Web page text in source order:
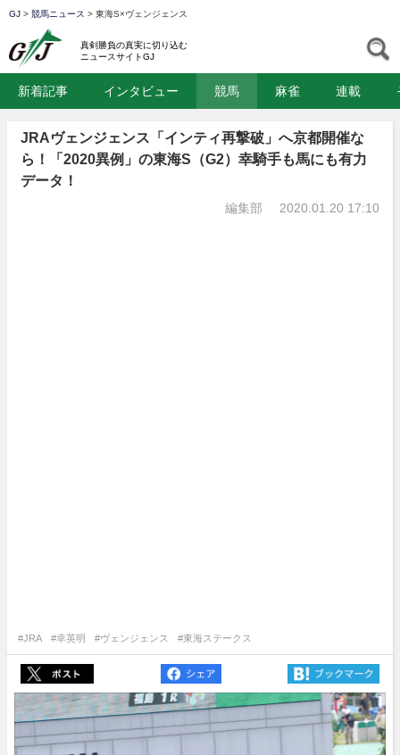
GJ > 競馬ニュース > 東海S×ヴェンジェンス
真剣勝負の真実に切り込む
ニュースサイトGJ
新着記事 インタビュー 競馬 麻雀 連載
JRAヴェンジェンス「インティ再撃破」へ京都開催な
ら！「2020異例」の東海S（G2）幸騎手も馬にも有力
データ！
編集部 2020.01.20 17:10
#JRA #幸英明 #ヴェンジェンス #東海ステークス